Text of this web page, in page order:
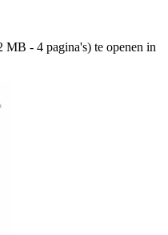
- 4 pagina's) te openen in